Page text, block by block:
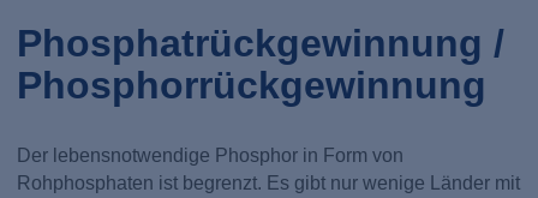
Phosphatrückgewinnung /
Phosphorrückgewinnung
Der lebensnotwendige Phosphor in Form von
Rohphosphaten ist begrenzt. Es gibt nur wenige Länder mit